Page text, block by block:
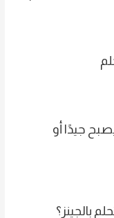
جيدًا أو
بالجينز؟